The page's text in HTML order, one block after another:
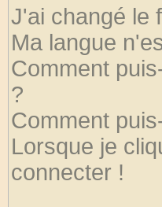
J'ai changé le
Ma langue
Comment
?
Comment
Lorsque je
connecter !